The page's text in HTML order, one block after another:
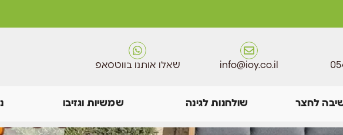
info@ioy.co.il שאלו אותנו בווטסאפ
לחצר שולחנות לגינה שמשיות וגזיבו